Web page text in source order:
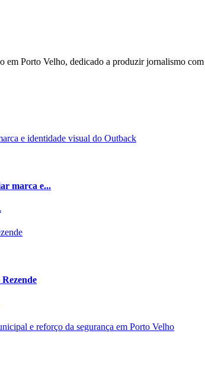
Porto Velho, dedicado a produzir jornalismo
marca e...